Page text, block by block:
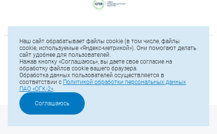
© 2025 ПАО «ОГК-2»
Тел.: +7 (812) 646-13-64
Е-mail:office@ogk2.ru
Политика обработки персональных данных ПАО «ОГК-2»
Карта сайта
Наш сайт обрабатывает файлы cookie (в том числе, файлы
cookie, используемые «Яндекс-метрикой»). Они помогают делать
сайт удобнее для пользователей.
Нажав кнопку «Соглашаюсь», вы даете свое согласие на
обработку файлов cookie вашего браузера.
Обработка данных пользователей осуществляется в
соответствии с Политикой обработки персональных данных
ПАО «ОГК-2».
Соглашаюсь